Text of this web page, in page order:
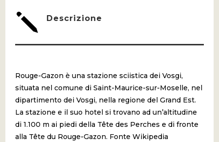
QUANTITÀ
j Descrizione
Rouge-Gazon è una stazione sciistica dei Vosgi,
situata nel comune di Saint-Maurice-sur-Moselle, nel
dipartimento dei Vosgi, nella regione del Grand Est.
La stazione e il suo hotel si trovano ad un’altitudine
di 1.100 m ai piedi della Tête des Perches e di fronte
alla Tête du Rouge-Gazon. Fonte Wikipedia